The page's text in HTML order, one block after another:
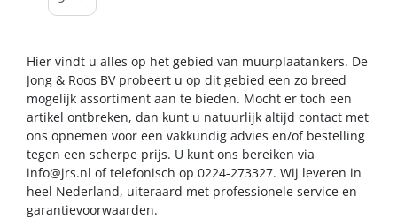
Hier vindt u alles op het gebied van muurplaatankers. De
Jong & Roos BV probeert u op dit gebied een zo breed
mogelijk assortiment aan te bieden. Mocht er toch een
artikel ontbreken, dan kunt u natuurlijk altijd contact met
ons opnemen voor een vakkundig advies en/of bestelling
tegen een scherpe prijs. U kunt ons bereiken via
info@jrs.nl of telefonisch op 0224-273327. Wij leveren in
heel Nederland, uiteraard met professionele service en
garantievoorwaarden.